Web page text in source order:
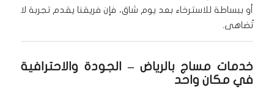
أو ببساطة للاسترخاء بعد يوم شاق، فإن فريقنا يقدم تجربة لا
تُضاهى.
خدمات مساج بالرياض – الجودة والاحترافية
في مكان واحد